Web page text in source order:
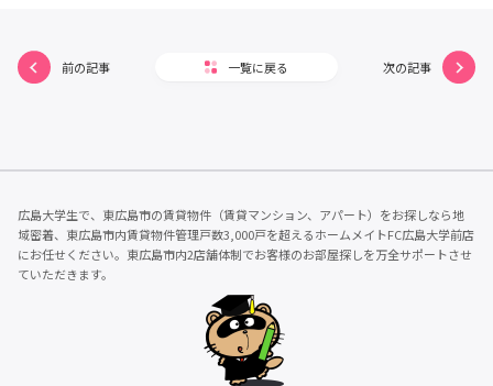
前の記事 一覧に戻る 次の記事
広島大学生で、東広島市の賃貸物件（賃貸マンション、アパート）をお探しなら地
域密着、東広島市内賃貸物件管理戸数3,000戸を超えるホームメイトFC広島大学前店
にお任せください。東広島市内2店舗体制でお客様のお部屋探しを万全サポートさせ
ていただきます。